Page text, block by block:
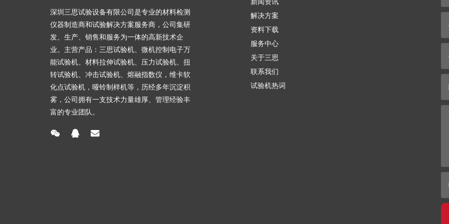
深圳三思试验设备有限公司是专业的材料检测
仪器制造商和试验解决方案服务商，公司集研
发、生产、销售和服务为一体的高新技术企
业。主营产品：三思试验机、微机控制电子万
能试验机、材料拉伸试验机、压力试验机、扭
转试验机、冲击试验机、熔融指数仪，维卡软
化点试验机，哑铃制样机等，历经多年沉淀积
雾，公司拥有一支技术力量雄厚、管理经验丰
富的专业团队。
解决方案
资料下载
服务中心
关于三思
联系我们
试验机热词